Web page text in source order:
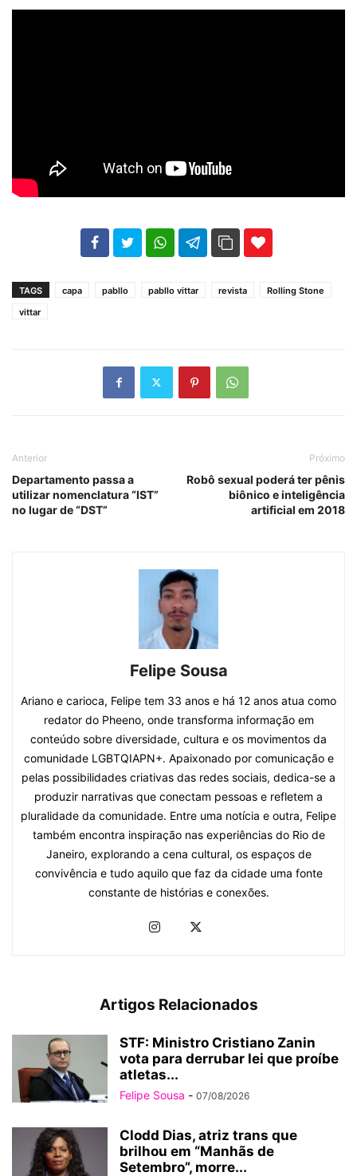
102 35
TAGS capa pabllo pabllo vittar revista
Rolling Stone
vittar
Anterior
Departamento passa a
utilizar nomenclatura “IST”
no lugar de “DST”
Próximo
Robô sexual poderá ter pênis
biônico e inteligência
artificial em 2018
Felipe Sousa
Ariano e carioca, Felipe tem 33 anos e há 12 anos atua como
redator do Pheeno, onde transforma informação em
conteúdo sobre diversidade, cultura e os movimentos da
comunidade LGBTQIAPN+. Apaixonado por comunicação e
pelas possibilidades criativas das redes sociais, dedica-se a
produzir narrativas que conectam pessoas e refletem a
pluralidade da comunidade. Entre uma notícia e outra, Felipe
também encontra inspiração nas experiências do Rio de
Janeiro, explorando a cena cultural, os espaços de
convivência e tudo aquilo que faz da cidade uma fonte
constante de histórias e conexões.
Artigos Relacionados
STF: Ministro Cristiano Zanin
vota para derrubar lei que proíbe
atletas...
Felipe Sousa - 07/08/2026
Clodd Dias, atriz trans que
brilhou em “Manhãs de
Setembro”, morre...